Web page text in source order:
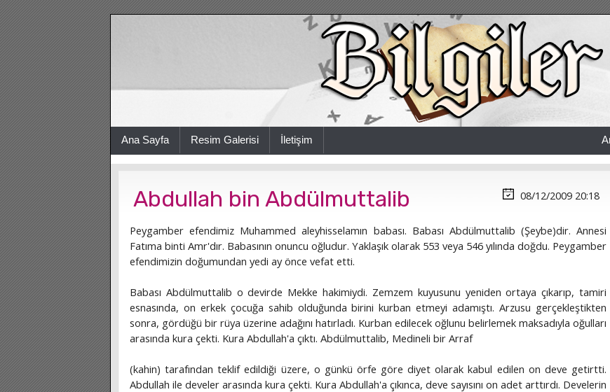
Ana Sayfa Resim Galerisi İletişim
Abdullah bin Abdülmuttalib 08/12/2009 20:18
Peygamber efendimiz Muhammed aleyhisselamın babası. Babası Abdülmuttalib (Şeybe)dir. Annesi
Fatıma binti Amr'dır. Babasının onuncu oğludur. Yaklaşık olarak 553 veya 546 yılında doğdu. Peygamber
efendimizin doğumundan yedi ay önce vefat etti.
Babası Abdülmuttalib o devirde Mekke hakimiydi. Zemzem kuyusunu yeniden ortaya çıkarıp, tamiri
esnasında, on erkek çocuğa sahib olduğunda birini kurban etmeyi adamıştı. Arzusu gerçekleştikten
sonra, gördüğü bir rüya üzerine adağını hatırladı. Kurban edilecek oğlunu belirlemek maksadıyla oğulları
arasında kura çekti. Kura Abdullah'a çıktı. Abdülmuttalib, Medineli bir Arraf
(kahin) tarafından teklif edildiği üzere, o günkü örfe göre diyet olarak kabul edilen on deve getirtti.
Abdullah ile develer arasında kura çekti. Kura Abdullah'a çıkınca, deve sayısını on adet arttırdı. Develerin